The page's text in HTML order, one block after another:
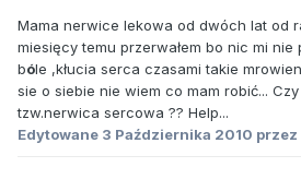
Mama nerwice lekowa od dwóch lat od
miesięcy temu przerwałem bo nic mi nie
bóle ,kłucia serca czasami takie
sie o siebie nie wiem co mam robić...
tzw.nerwica sercowa ?? Help...
Edytowane 3 Października 2010 przez